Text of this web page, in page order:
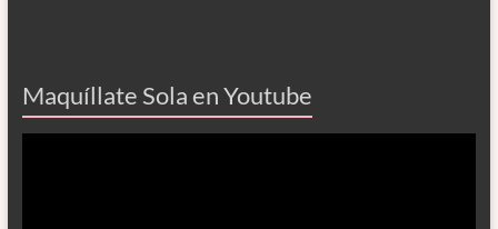
Maquíllate Sola en Youtube